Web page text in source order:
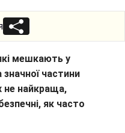
мешкають у
частини
не найкраща,
як часто